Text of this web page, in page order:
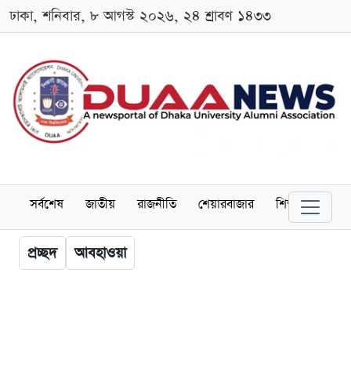
ঢাকা, শনিবার, ৮ আগস্ট ২০২৬, ২৪ শ্রাবণ ১৪৩৩
সর্বশেষ জাতীয় রাজনীতি শেয়ারবাজার শিক্ষা
প্রচ্ছদ আবহাওয়া